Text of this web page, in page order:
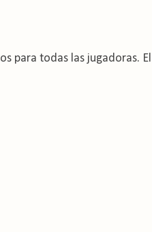
para todas las jugadoras. El